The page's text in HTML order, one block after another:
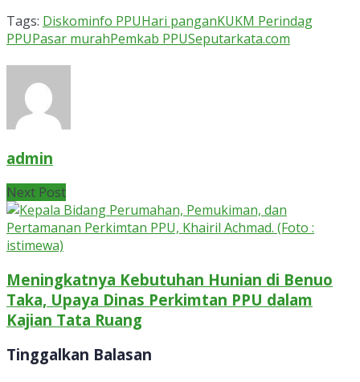
Tags: Diskominfo PPUHari panganKUKM Perindag
PPUPasar murahPemkab PPUSeputarkata.com
admin
Next Post
Meningkatnya Kebutuhan Hunian di Benuo
Taka, Upaya Dinas Perkimtan PPU dalam
Kajian Tata Ruang
Tinggalkan Balasan